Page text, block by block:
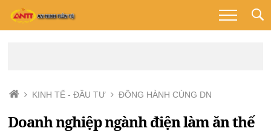
KINH TẾ - ĐẦU TƯ ĐỒNG HÀNH CÙNG DN
Doanh nghiệp ngành điện làm ăn thế